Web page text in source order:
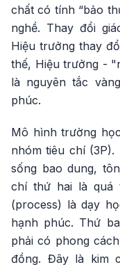
chất có tính “bảo
nghề. Thay đổi
Hiệu trưởng thay
thế, Hiệu trưởng -
là nguyên tắc
phúc.
Mô hình trường
nhóm tiêu chí
sống bao dung,
chí thứ hai là quá
(process) là dạy
hạnh phúc. Thứ
phải có phong
đồng. Đây là kim